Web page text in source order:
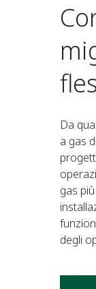
Da
a gas
gas
degli